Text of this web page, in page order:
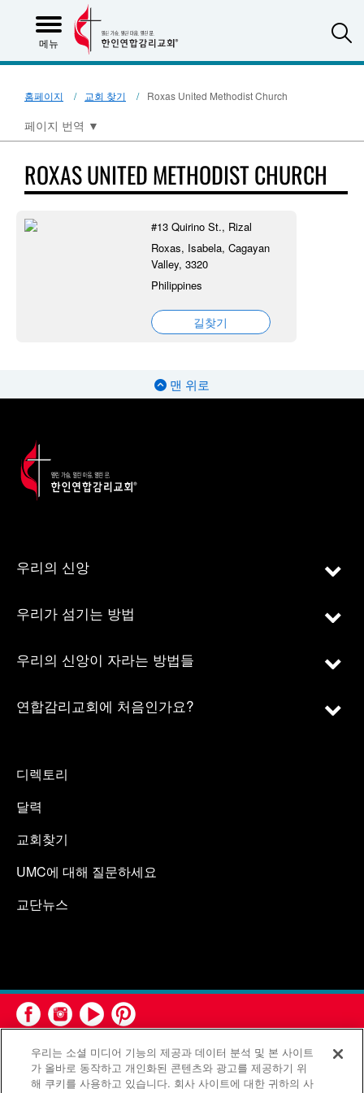
메뉴
홈페이지 교회 찾기 Roxas United Methodist Church
페이지 번역 ▼
ROXAS UNITED METHODIST CHURCH
#13 Quirino St., Rizal
Roxas, Isabela, Cagayan
Valley, 3320
Philippines
길찾기
맨 위로
우리의 신앙
우리가 섬기는 방법
우리의 신앙이 자라는 방법들
연합감리교회에 처음인가요?
디렉토리
달력
교회찾기
UMC에 대해 질문하세요
교단뉴스
우리는 소셜 미디어 기능의 제공과 데이터 분석 및 본 사이트
가 올바로 동작하고 개인화된 콘텐츠와 광고를 제공하기 위
해 쿠키를 사용하고 있습니다. 회사 사이트에 대한 귀하의 사